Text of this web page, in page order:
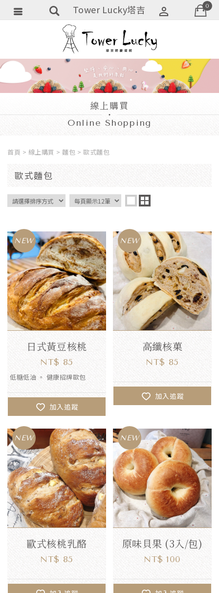
線上購買
Online Shopping
首頁 線上購買 麵包 歐式麵包
歐式麵包
日式黃豆核桃
低糖低油 。 健康招牌歐包
NT$ 85
加入追蹤
高纖核菓
NT$ 85
加入追蹤
歐式核桃乳酪
NT$ 85
原味貝果 (3入/包)
NT$ 100
Tower Lucky塔吉 0
會員登入
會員註冊
忘記密碼
訂單查詢
追蹤清單
匯款通知